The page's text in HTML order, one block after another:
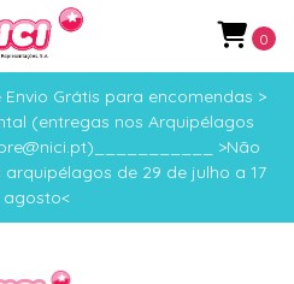
Grátis para encomendas >
(entregas nos Arquipélagos
>Não
de 29 de julho a 17
agosto<
0